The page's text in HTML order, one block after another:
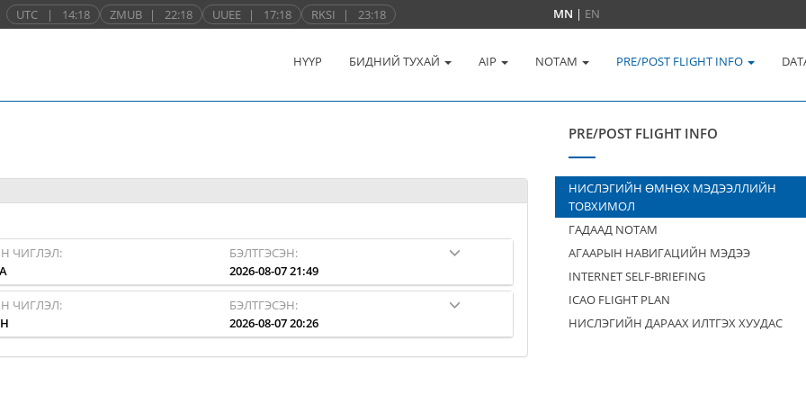
UTC | 14:18 ZMUB | 22:18 UUEE | 17:18 RKSI | 23:18 MN | EN
НҮҮР БИДНИЙ ТУХАЙ AIP NOTAM PRE/POST FLIGHT INFO
ЧИГЛЭЛ:
БЭЛТГЭСЭН:
2026-08-07 21:49
ЧИГЛЭЛ:
БЭЛТГЭСЭН:
2026-08-07 20:26
PRE/POST FLIGHT INFO
НИСЛЭГИЙН ӨМНӨХ МЭДЭЭЛЛИЙН
ТОВХИМОЛ
ГАДААД NOTAM
АГААРЫН НАВИГАЦИЙН МЭДЭЭ
INTERNET SELF-BRIEFING
ICAO FLIGHT PLAN
НИСЛЭГИЙН ДАРААХ ИЛТГЭХ ХУУДАС